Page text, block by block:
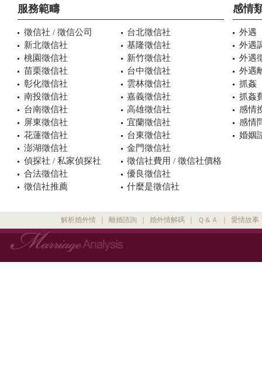
服務範疇
徵信社 / 徵信公司
台北徵信社
新北徵信社
基隆徵信社
桃園徵信社
新竹徵信社
苗栗徵信社
台中徵信社
彰化徵信社
雲林徵信社
南投徵信社
嘉義徵信社
台南徵信社
高雄徵信社
屏東徵信社
宜蘭徵信社
花蓮徵信社
台東徵信社
澎湖徵信社
金門徵信社
偵探社 / 私家偵探社
徵信社費用 / 徵信社價格
合法徵信社
優良徵信社
徵信社推薦
什麼是徵信社
感情
外遇
外遇
外遇
外遇
抓姦
抓姦
感情
感情
婚姻
解析婚外情 離婚諮詢 婚外情解碼 Ｑ＆Ａ 愛情故事